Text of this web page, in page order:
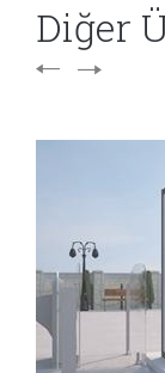
Diğer